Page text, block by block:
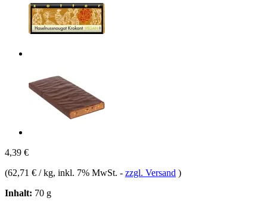
4,39 €
(62,71 € / kg, inkl. 7% MwSt. - zzgl. Versand )
Inhalt: 70 g